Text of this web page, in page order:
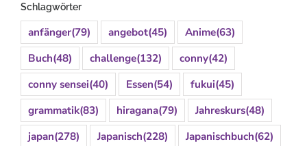
Schlagwörter
anfänger(79) angebot(45) Anime(63)
Buch(48) challenge(132) conny(42)
conny sensei(40) Essen(54) fukui(45)
grammatik(83) hiragana(79) Jahreskurs(48)
japan(278) Japanisch(228) Japanischbuch(62)